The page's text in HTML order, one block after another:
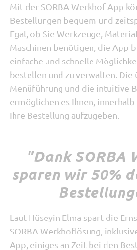
Mit der SORBA Werkhof App
Bestellungen bequem und
Egal, ob Sie Werkzeuge,
Maschinen benötigen, die App
einfache und schnelle
bestellen und zu verwalten. Die
Menüführung und die intuitive
ermöglichen es Ihnen,
Ihre Bestellung aufzugeben.
"Dank SORBA
sparen wir 50%
Laut Hüseyin Elma spart die
SORBA Werkhoflösung,
App, einiges an Zeit bei den